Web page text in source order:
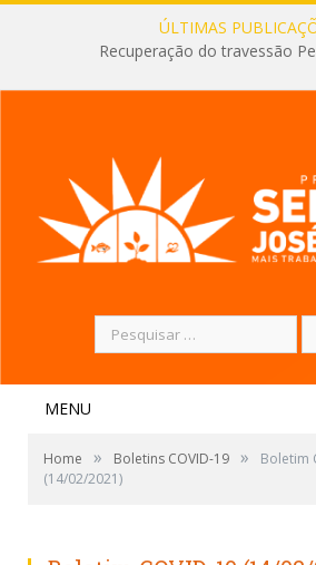
ÚLTIMAS
Recuperação do travessão
Pesquisar
por:
MENU
Home » Boletins COVID-19 »
Boletim
(14/02/2021)